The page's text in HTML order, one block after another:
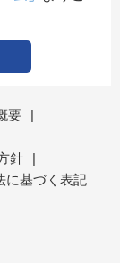
要
|
針
|
に基づく表記